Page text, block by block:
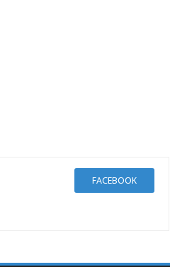
FACEBOOK